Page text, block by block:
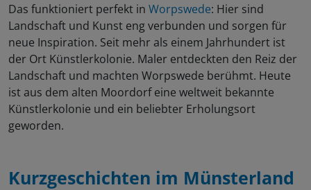
Das funktioniert perfekt in Worpswede: Hier sind
Landschaft und Kunst eng verbunden und sorgen für
neue Inspiration. Seit mehr als einem Jahrhundert ist
der Ort Künstlerkolonie. Maler entdeckten den Reiz der
Landschaft und machten Worpswede berühmt. Heute
ist aus dem alten Moordorf eine weltweit bekannte
Künstlerkolonie und ein beliebter Erholungsort
geworden.
Kurzgeschichten im Münsterland